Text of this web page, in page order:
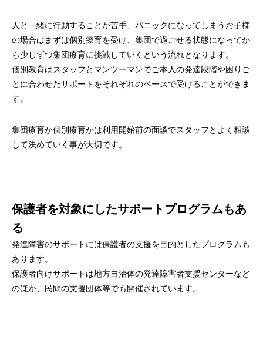
人と一緒に行動することが苦手、パニックになってしまうお子様
の場合はまずは個別療育を受け、集団で過ごせる状態になってか
ら少しずつ集団療育に挑戦していくという流れとなります。
個別教育はスタッフとマンツーマンでご本人の発達段階や困りご
とに合わせたサポートをそれぞれのペースで受けることができま
す。
集団療育か個別療育かは利用開始前の面談でスタッフとよく相談
して決めていく事が大切です。
保護者を対象にしたサポートプログラムもあ
る
発達障害のサポートには保護者の支援を目的としたプログラムも
あります。
保護者向けサポートは地方自治体の発達障害者支援センターなど
のほか、民間の支援団体等でも開催されています。